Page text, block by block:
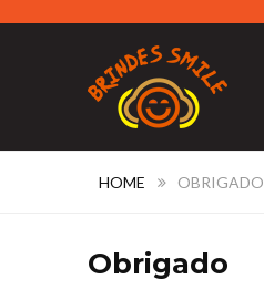
HOME OBRIGADO
Obrigado